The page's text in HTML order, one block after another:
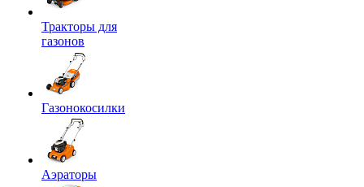
Тракторы для
газонов
Газонокосилки
Аэраторы